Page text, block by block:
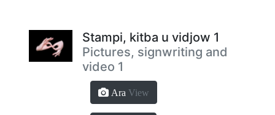
Stampi, kitba u vidjow 1
Pictures, signwriting and
video 1
Ara View